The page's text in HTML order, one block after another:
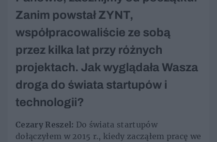
Zanim powstał ZYNT,
współpracowaliście ze sobą
przez kilka lat przy różnych
projektach. Jak wyglądała Wasza
droga do świata startupów i
technologii?
Cezary Reszel: Do świata startupów
dołączyłem w 2015 r., kiedy zacząłem pracę we